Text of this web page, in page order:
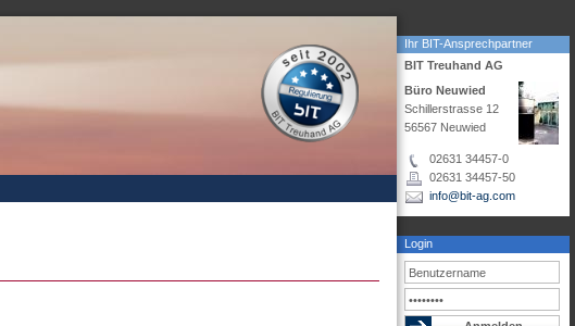
Ihr BIT-Ansprechpartner
BIT Treuhand AG
Büro Neuwied
Schillerstrasse 12
56567 Neuwied
02631 34457-0
02631 34457-50
info@bit-ag.com
Login